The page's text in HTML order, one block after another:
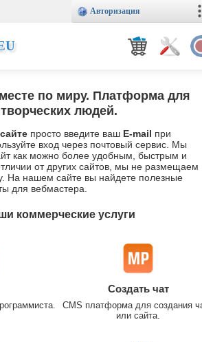
Авторизация
по миру. Платформа для
творческих людей.
просто введите ваш E-mail при
вход через почтовый сервис. Мы
как можно более удобным, быстрым и
от других сайтов, мы не размещаем
На нашем сайте вы найдете полезные
для вебмастера.
коммерческие услуги
Создать чат
CMS платформа для создания
или сайта.